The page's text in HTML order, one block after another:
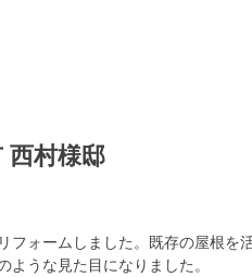
西村様邸
フォームしました。既存の屋根を
ような見た目になりました。